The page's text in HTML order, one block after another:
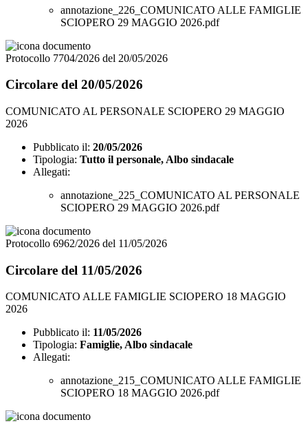
annotazione_226_COMUNICATO ALLE FAMIGLIE
SCIOPERO 29 MAGGIO 2026.pdf
Protocollo 7704/2026 del 20/05/2026
Circolare del 20/05/2026
COMUNICATO AL PERSONALE SCIOPERO 29 MAGGIO
2026
Pubblicato il: 20/05/2026
Tipologia: Tutto il personale, Albo sindacale
Allegati:
annotazione_225_COMUNICATO AL PERSONALE
SCIOPERO 29 MAGGIO 2026.pdf
Protocollo 6962/2026 del 11/05/2026
Circolare del 11/05/2026
COMUNICATO ALLE FAMIGLIE SCIOPERO 18 MAGGIO
2026
Pubblicato il: 11/05/2026
Tipologia: Famiglie, Albo sindacale
Allegati:
annotazione_215_COMUNICATO ALLE FAMIGLIE
SCIOPERO 18 MAGGIO 2026.pdf